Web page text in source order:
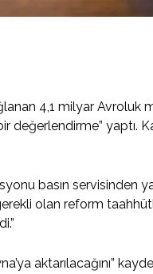
4,1 milyar Avroluk
değerlendirme” yaptı.
basın servisinden
olan reform
aktarılacağını”